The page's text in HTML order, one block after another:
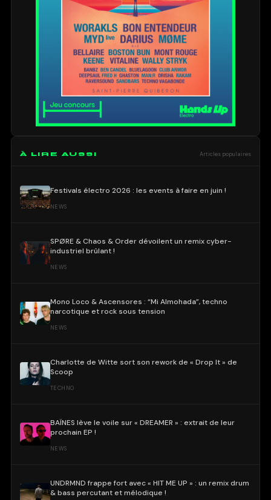
À LIRE AUSSI Articles populaires
Festivals électro 2026 : les events à faire en juin !
NEWS
SPØRE & Chaos & Order dévoilent un remix cyber-
industriel brûlant !
NEWS
Mono Loco & Ascensores : “Mi Almohada”, techno
narcotique et rock sous tension
NEWS
Charlotte de Witte sort son rework de « Drop It » de
Scoop
TECHNO
BAÏNES lève le voile sur « DREAMER » : extrait de leur
prochain EP !
NEWS
UNDRMND frappe fort avec « HIT ME UP » : un remix drum
& bass percutant et mélodique !